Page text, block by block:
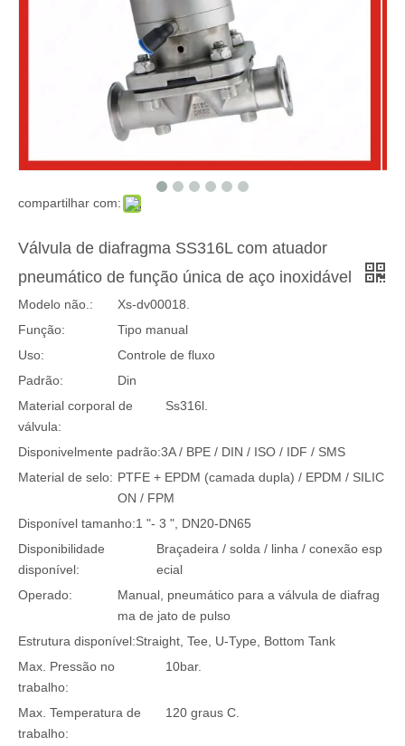
compartilhar com:
Válvula de diafragma SS316L com atuador
pneumático de função única de aço inoxidável
Modelo não.:
Xs-dv00018.
Função:
Tipo manual
Uso:
Controle de fluxo
Padrão:
Din
Material corporal de
válvula:
Ss316l.
Disponivelmente padrão:3A / BPE / DIN / ISO / IDF / SMS
Material de selo: PTFE + EPDM (camada dupla) / EPDM / SILIC
ON / FPM
Disponível tamanho:1 "- 3 ", DN20-DN65
Disponibilidade
disponível:
Braçadeira / solda / linha / conexão esp
ecial
Operado:
Manual, pneumático para a válvula de diafrag
ma de jato de pulso
Estrutura disponível:Straight, Tee, U-Type, Bottom Tank
Max. Pressão no
trabalho:
10bar.
Max. Temperatura de
trabalho:
120 graus C.